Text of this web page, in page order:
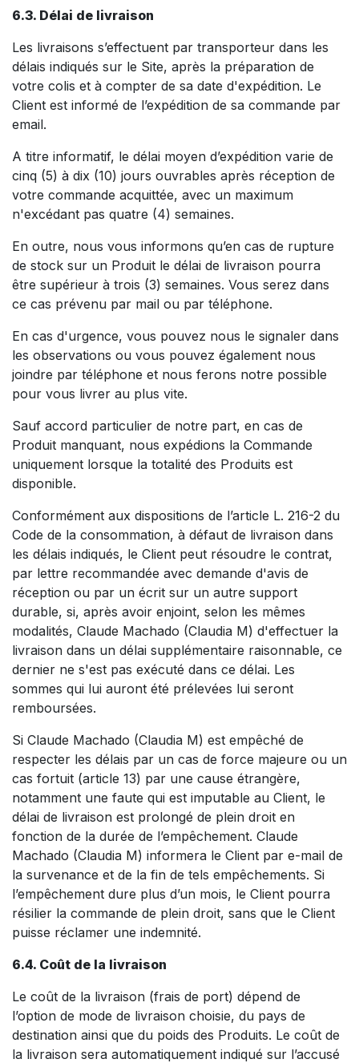
6.3. Délai de livraison
Les livraisons s’effectuent par transporteur dans les
délais indiqués sur le Site, après la préparation de
votre colis et à compter de sa date d'expédition. Le
Client est informé de l’expédition de sa commande par
email.
A titre informatif, le délai moyen d’expédition varie de
cinq (5) à dix (10) jours ouvrables après réception de
votre commande acquittée, avec un maximum
n'excédant pas quatre (4) semaines.
En outre, nous vous informons qu’en cas de rupture
de stock sur un Produit le délai de livraison pourra
être supérieur à trois (3) semaines. Vous serez dans
ce cas prévenu par mail ou par téléphone.
En cas d'urgence, vous pouvez nous le signaler dans
les observations ou vous pouvez également nous
joindre par téléphone et nous ferons notre possible
pour vous livrer au plus vite.
Sauf accord particulier de notre part, en cas de
Produit manquant, nous expédions la Commande
uniquement lorsque la totalité des Produits est
disponible.
Conformément aux dispositions de l’article L. 216-2 du
Code de la consommation, à défaut de livraison dans
les délais indiqués, le Client peut résoudre le contrat,
par lettre recommandée avec demande d'avis de
réception ou par un écrit sur un autre support
durable, si, après avoir enjoint, selon les mêmes
modalités, Claude Machado (Claudia M) d'effectuer la
livraison dans un délai supplémentaire raisonnable, ce
dernier ne s'est pas exécuté dans ce délai. Les
sommes qui lui auront été prélevées lui seront
remboursées.
Si Claude Machado (Claudia M) est empêché de
respecter les délais par un cas de force majeure ou un
cas fortuit (article 13) par une cause étrangère,
notamment une faute qui est imputable au Client, le
délai de livraison est prolongé de plein droit en
fonction de la durée de l’empêchement. Claude
Machado (Claudia M) informera le Client par e-mail de
la survenance et de la fin de tels empêchements. Si
l’empêchement dure plus d’un mois, le Client pourra
résilier la commande de plein droit, sans que le Client
puisse réclamer une indemnité.
6.4. Coût de la livraison
Le coût de la livraison (frais de port) dépend de
l’option de mode de livraison choisie, du pays de
destination ainsi que du poids des Produits. Le coût de
la livraison sera automatiquement indiqué sur l’accusé